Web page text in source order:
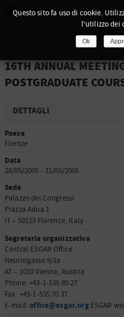
16TH ANNUAL
POSTGRADUATE
DETTAGLI
Paese
Firenze
Data
28/05/2005 - 31/05/2005
Sede
Palazzo dei Congressi
Piazza Adua 1
IT – 50123 Florence, Italy
Segreteria organizzativa
Central ESGAR Office
Neutorgasse 9/2a
AT – 1010 Vienna, Austria
Phone: +43-1-535 89 27
Fax: +43-1-535 70 37
E-mail:office@esgar.orgESGAR
Questo sito fa uso di cookie.
l'utilizzo dei
Ok